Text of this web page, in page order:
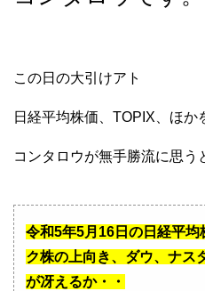
この日の大引けアト
日経平均株価、TOPIX、ほか
コンタロウが無手勝流に思う
令和5年5月16日の日経平
ク株の上向き、ダウ、ナス
が冴えるか・・